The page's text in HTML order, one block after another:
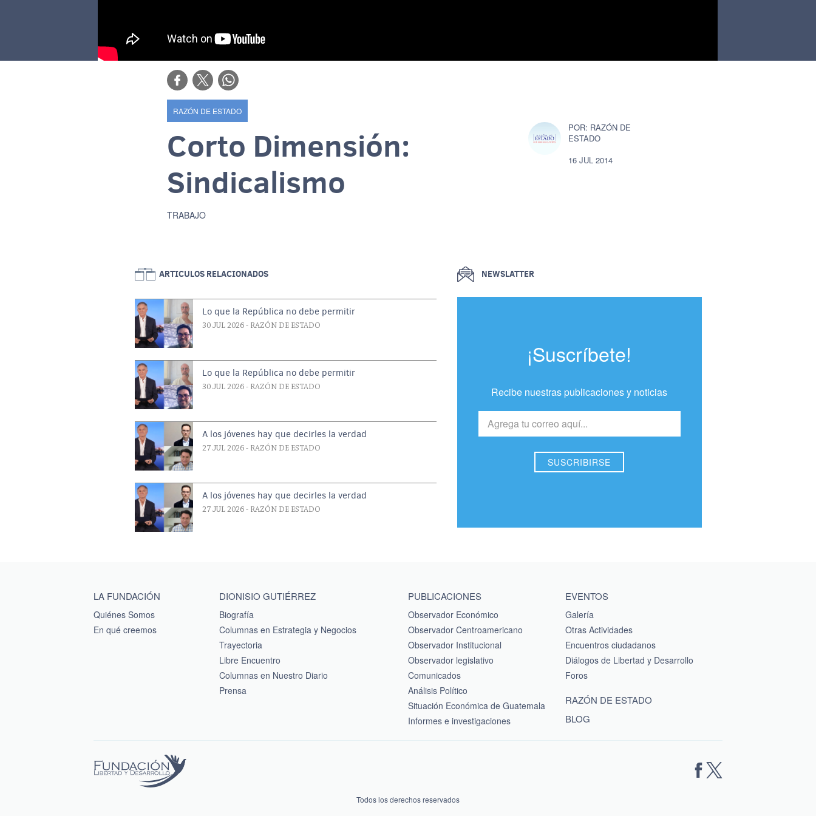
RAZÓN DE ESTADO
Corto Dimensión:
Sindicalismo
TRABAJO
RAZÓN DE
ESTADO
16 JUL 2014
ARTICULOS RELACIONADOS
Lo que la República no debe permitir
30 JUL 2026 - RAZÓN DE ESTADO
Lo que la República no debe permitir
30 JUL 2026 - RAZÓN DE ESTADO
A los jóvenes hay que decirles la verdad
27 JUL 2026 - RAZÓN DE ESTADO
A los jóvenes hay que decirles la verdad
27 JUL 2026 - RAZÓN DE ESTADO
NEWSLATTER
¡Suscríbete!
Recibe nuestras publicaciones y noticias
Main menu footer
LA FUNDACIÓN
Quiénes Somos
En qué creemos
DIONISIO GUTIÉRREZ
Biografía
Columnas en Estrategia y Negocios
Trayectoria
Libre Encuentro
Columnas en Nuestro Diario
Prensa
PUBLICACIONES
Observador Económico
Observador Centroamericano
Observador Institucional
Observador legislativo
Comunicados
Análisis Político
Situación Económica de Guatemala
Informes e investigaciones
EVENTOS
Galería
Otras Actividades
Encuentros ciudadanos
Diálogos de Libertad y Desarrollo
Foros
RAZÓN DE ESTADO
BLOG
Todos los derechos reservados